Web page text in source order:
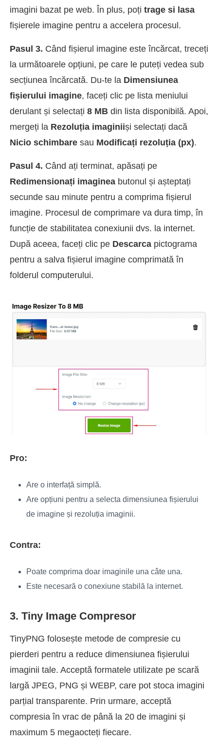
imagini bazat pe web. În plus, poți trage si lasa
fișierele imagine pentru a accelera procesul.
Pasul 3. Când fișierul imagine este încărcat, treceți
la următoarele opțiuni, pe care le puteți vedea sub
secțiunea încărcată. Du-te la Dimensiunea
fișierului imagine, faceți clic pe lista meniului
derulant și selectați 8 MB din lista disponibilă. Apoi,
mergeți la Rezoluția imaginiiși selectați dacă
Nicio schimbare sau Modificați rezoluția (px).
Pasul 4. Când ați terminat, apăsați pe
Redimensionați imaginea butonul și așteptați
secunde sau minute pentru a comprima fișierul
imagine. Procesul de comprimare va dura timp, în
funcție de stabilitatea conexiunii dvs. la internet.
După aceea, faceți clic pe Descarca pictograma
pentru a salva fișierul imagine comprimată în
folderul computerului.
Pro:
Are o interfață simplă.
Are opțiuni pentru a selecta dimensiunea fișierului
de imagine și rezoluția imaginii.
Contra:
Poate comprima doar imaginile una câte una.
Este necesară o conexiune stabilă la internet.
3. Tiny Image Compresor
TinyPNG folosește metode de compresie cu
pierderi pentru a reduce dimensiunea fișierului
imaginii tale. Acceptă formatele utilizate pe scară
largă JPEG, PNG și WEBP, care pot stoca imagini
parțial transparente. Prin urmare, acceptă
compresia în vrac de până la 20 de imagini și
maximum 5 megaocteți fiecare.